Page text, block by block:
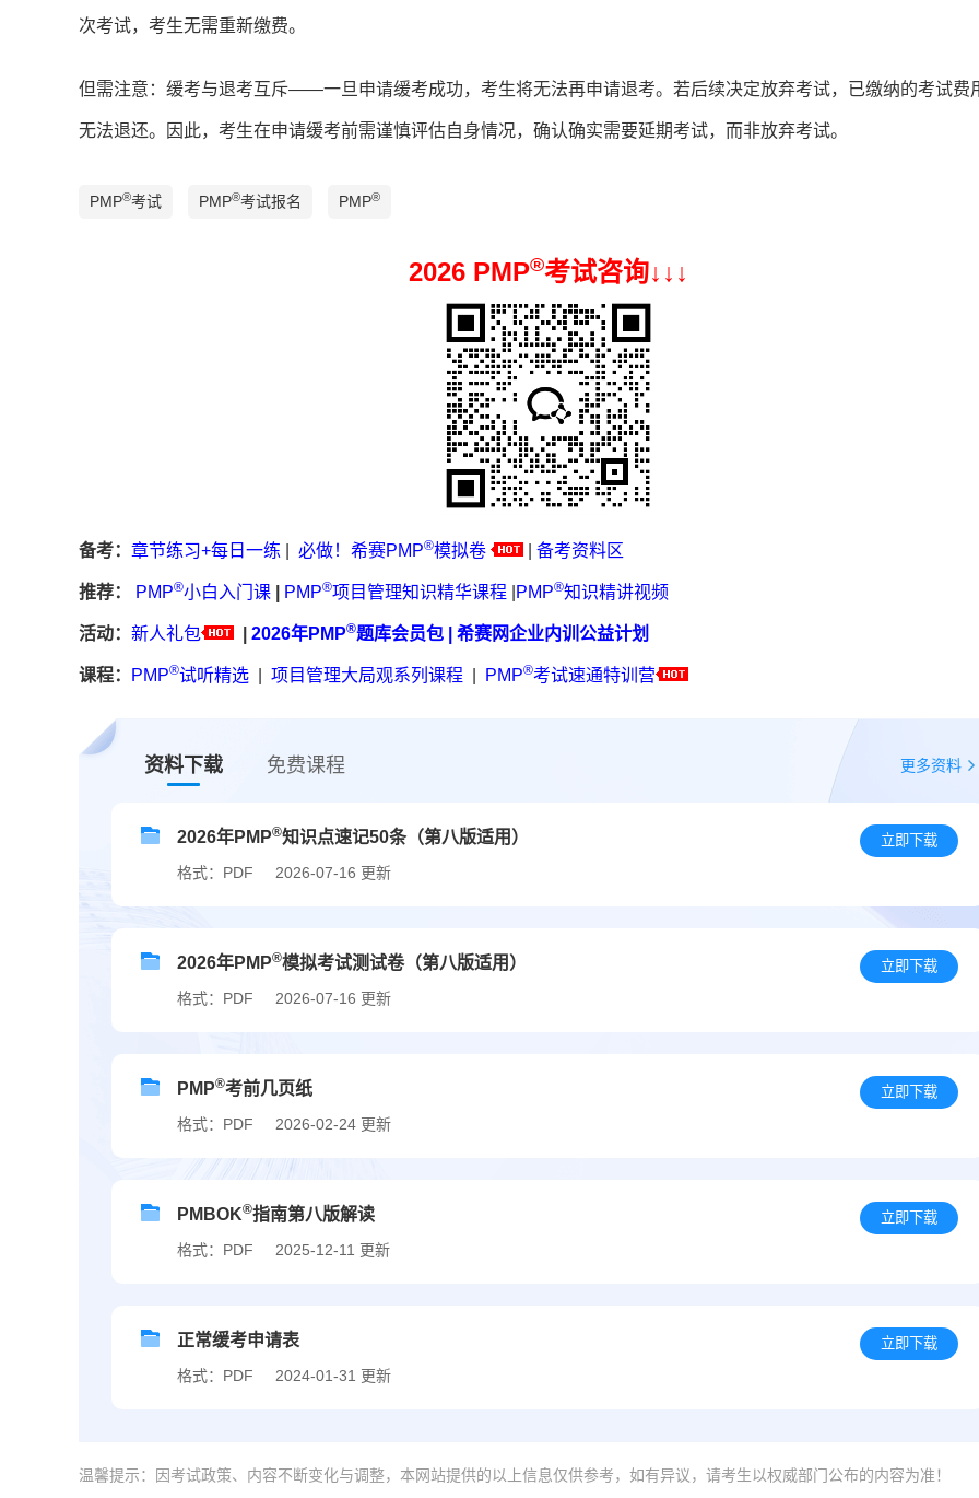
次考试，考生无需重新缴费。
但需注意：缓考与退考互斥——一旦申请缓考成功，考生将无法再申请退考。若后续决定放弃考试，已缴纳的考试费
无法退还。因此，考生在申请缓考前需谨慎评估自身情况，确认确实需要延期考试，而非放弃考试。
PMP®考试 PMP®考试报名 PMP®
2026 PMP®考试咨询↓ ↓ ↓
备考： 章节练习+每日一练 必做！希赛PMP®模拟卷 备考资料区
推荐： PMP®小白入门课 PMP®项目管理知识精华课程 PMP®知识精讲视频
活动： 新人礼包 2026年PMP®题库会员包 希赛网企业内训公益计划
课程： PMP®试听精选 项目管理大局观系列课程 PMP®考试速通特训营
资料下载 免费课程 更多资料
2026年PMP®知识点速记50条（第八版适用）
格式：PDF 2026-07-16 更新
立即下载
2026年PMP®模拟考试测试卷（第八版适用）
格式：PDF 2026-07-16 更新
立即下载
PMP®考前几页纸
格式：PDF 2026-02-24 更新
立即下载
PMBOK®指南第八版解读
格式：PDF 2025-12-11 更新
立即下载
正常缓考申请表
格式：PDF 2024-01-31 更新
立即下载
温馨提示：因考试政策、内容不断变化与调整，本网站提供的以上信息仅供参考，如有异议，请考生以权威部门公布的内容为准！